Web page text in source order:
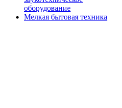
оборудование
Мелкая бытовая техника